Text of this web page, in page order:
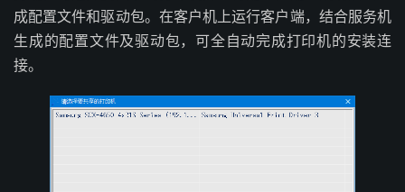
成配置文件和驱动包。在客户机上运行客户端，结合服务机
生成的配置文件及驱动包，可全自动完成打印机的安装连
接。